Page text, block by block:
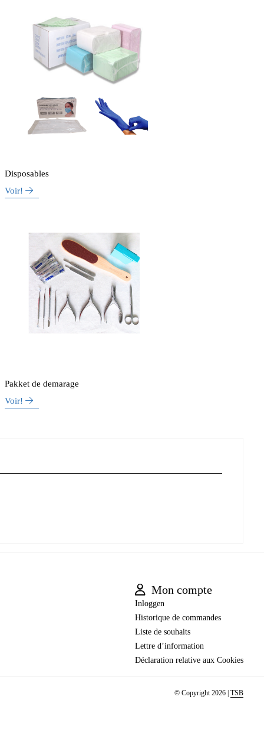
Disposables
Voir!
Pakket de demarage
Voir!
Mon compte
Inloggen
Historique de commandes
Liste de souhaits
Lettre d’information
Déclaration relative aux Cookies
© Copyright 2026 | TSB